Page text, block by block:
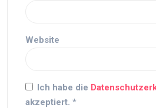
Website
Ich habe die
akzeptiert. *